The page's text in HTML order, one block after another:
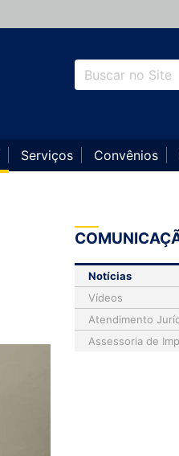
Serviços Convênios
Notícias
Vídeos
Atendimento
Assessoria de